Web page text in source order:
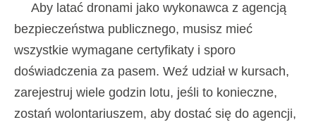
Aby latać dronami jako wykonawca z agencją
bezpieczeństwa publicznego, musisz mieć
wszystkie wymagane certyfikaty i sporo
doświadczenia za pasem. Weź udział w kursach,
zarejestruj wiele godzin lotu, jeśli to konieczne,
zostań wolontariuszem, aby dostać się do agencji,